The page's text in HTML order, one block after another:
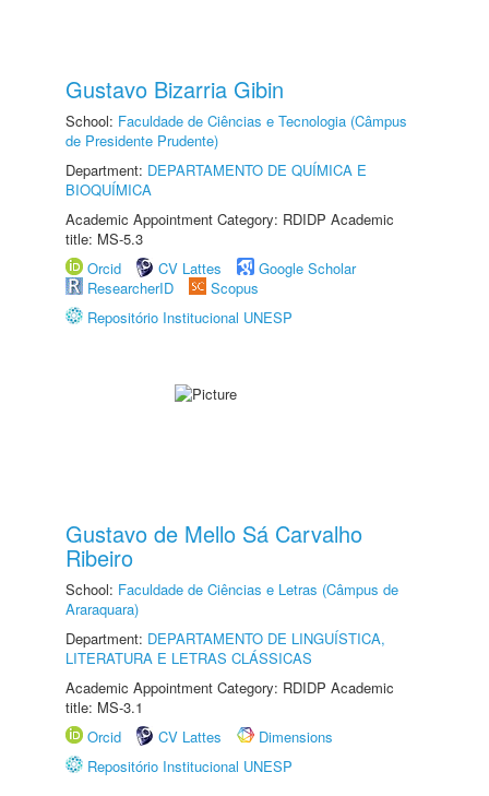
Gustavo Bizarria Gibin
School: Faculdade de Ciências e Tecnologia (Câmpus
de Presidente Prudente)
Department: DEPARTAMENTO DE QUÍMICA E
BIOQUÍMICA
Academic Appointment Category: RDIDP Academic
title: MS-5.3
Orcid
CV Lattes
Google Scholar
ResearcherID
Scopus
Repositório Institucional UNESP
Gustavo de Mello Sá Carvalho
Ribeiro
School: Faculdade de Ciências e Letras (Câmpus de
Araraquara)
Department: DEPARTAMENTO DE LINGUÍSTICA,
LITERATURA E LETRAS CLÁSSICAS
Academic Appointment Category: RDIDP Academic
title: MS-3.1
Orcid
CV Lattes
Dimensions
Repositório Institucional UNESP